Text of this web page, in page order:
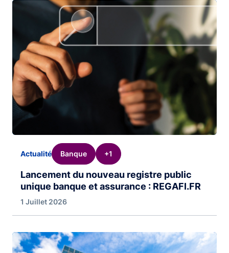
Image
Lancement du nouveau registre public
unique banque et assurance : REGAFI.FR
Actualité Banque +1
1 Juillet 2026
Image